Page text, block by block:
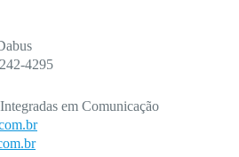
4295
em Comunicação